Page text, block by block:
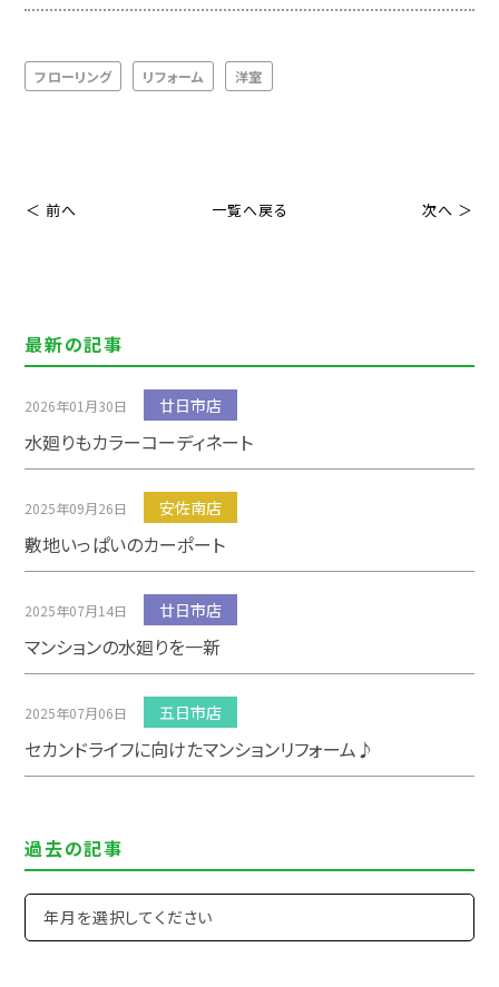
フローリング リフォーム 洋室
＜ 前へ 一覧へ戻る 次へ ＞
最新の記事
2026年01月30日 廿日市店
水廻りもカラーコーディネート
2025年09月26日 安佐南店
敷地いっぱいのカーポート
2025年07月14日 廿日市店
マンションの水廻りを一新
2025年07月06日 五日市店
セカンドライフに向けたマンションリフォーム♪
過去の記事